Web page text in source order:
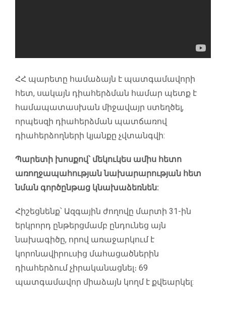
ՀՀ պարետը համաձայն է պատգամավորի
հետ, սակայն դիահերձման համար պետք է
համապատասխան միջավայր ստեղծել,
որպեսզի դիահերձման պատճառով
դիահերձողների կյանքը չվտանգվի:
Պարետի խոսքով՝ մեկուկես ամիս հետո
առողջապահության նախարարության հետ
նման գործընթաց կնախաձեռնեն:
Հիշեցնենք՝ Ազգային ժողովը մարտի 31-ին
երկրորդ ընթերցմամբ ընդունեց այն
նախագիծը, որով առաջարկում է
կորոնավիրուսից մահացածներին
դիահերձում չիրականացնել։ 69
պատգամավոր միաձայն կողմ է քվեարկել: